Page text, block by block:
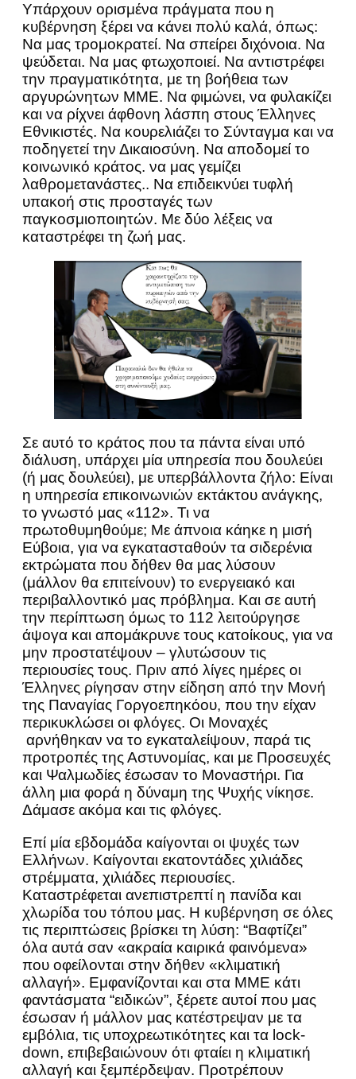
Υπάρχουν ορισμένα πράγματα που η
κυβέρνηση ξέρει να κάνει πολύ καλά, όπως:
Να μας τρομοκρατεί. Να σπείρει διχόνοια. Να
ψεύδεται. Να μας φτωχοποιεί. Να αντιστρέφει
την πραγματικότητα, με τη βοήθεια των
αργυρώνητων ΜΜΕ. Να φιμώνει, να φυλακίζει
και να ρίχνει άφθονη λάσπη στους Έλληνες
Εθνικιστές. Να κουρελιάζει το Σύνταγμα και να
ποδηγετεί την Δικαιοσύνη. Να αποδομεί το
κοινωνικό κράτος. να μας γεμίζει
λαθρομετανάστες.. Να επιδεικνύει τυφλή
υπακοή στις προσταγές των
παγκοσμιοποιητών. Με δύο λέξεις να
καταστρέφει τη ζωή μας.
Σε αυτό το κράτος που τα πάντα είναι υπό
διάλυση, υπάρχει μία υπηρεσία που δουλεύει
(ή μας δουλεύει), με υπερβάλλοντα ζήλο: Είναι
η υπηρεσία επικοινωνιών εκτάκτου ανάγκης,
το γνωστό μας «112». Τι να
πρωτοθυμηθούμε; Με άπνοια κάηκε η μισή
Εύβοια, για να εγκατασταθούν τα σιδερένια
εκτρώματα που δήθεν θα μας λύσουν
(μάλλον θα επιτείνουν) το ενεργειακό και
περιβαλλοντικό μας πρόβλημα. Και σε αυτή
την περίπτωση όμως το 112 λειτούργησε
άψογα και απομάκρυνε τους κατοίκους, για να
μην προστατέψουν – γλυτώσουν τις
περιουσίες τους. Πριν από λίγες ημέρες οι
Έλληνες ρίγησαν στην είδηση από την Μονή
της Παναγίας Γοργοεπηκόου, που την είχαν
περικυκλώσει οι φλόγες. Οι Μοναχές
αρνήθηκαν να το εγκαταλείψουν, παρά τις
προτροπές της Αστυνομίας, και με Προσευχές
και Ψαλμωδίες έσωσαν το Μοναστήρι. Για
άλλη μια φορά η δύναμη της Ψυχής νίκησε.
Δάμασε ακόμα και τις φλόγες.
Επί μία εβδομάδα καίγονται οι ψυχές των
Ελλήνων. Καίγονται εκατοντάδες χιλιάδες
στρέμματα, χιλιάδες περιουσίες.
Καταστρέφεται ανεπιστρεπτί η πανίδα και
χλωρίδα του τόπου μας. Η κυβέρνηση σε όλες
τις περιπτώσεις βρίσκει τη λύση: “Βαφτίζει”
όλα αυτά σαν «ακραία καιρικά φαινόμενα»
που οφείλονται στην δήθεν «κλιματική
αλλαγή». Εμφανίζονται και στα ΜΜΕ κάτι
φαντάσματα “ειδικών”, ξέρετε αυτοί που μας
έσωσαν ή μάλλον μας κατέστρεψαν με τα
εμβόλια, τις υποχρεωτικότητες και τα lock-
down, επιβεβαιώνουν ότι φταίει η κλιματική
αλλαγή και ξεμπέρδεψαν. Προτρέπουν